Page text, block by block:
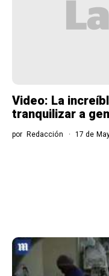
Video: La
tranquilizar a
por Redacción 17 de